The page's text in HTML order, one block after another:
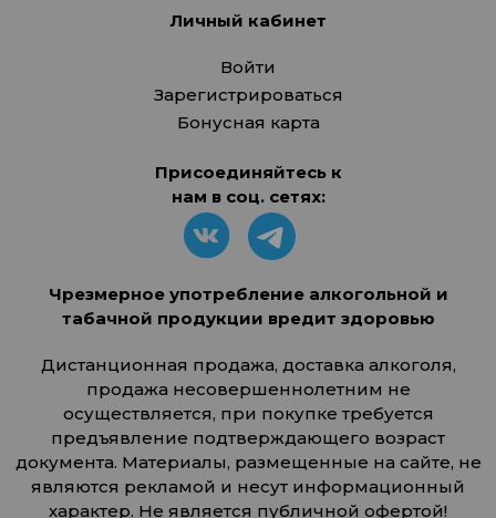
Личный кабинет
Войти
Зарегистрироваться
Бонусная карта
Присоединяйтесь к
нам в соц. сетях:
Чрезмерное употребление алкогольной и
табачной продукции вредит здоровью
Дистанционная продажа, доставка алкоголя,
продажа несовершеннолетним не
осуществляется, при покупке требуется
предъявление подтверждающего возраст
документа. Материалы, размещенные на сайте, не
являются рекламой и несут информационный
характер. Не является публичной офертой!